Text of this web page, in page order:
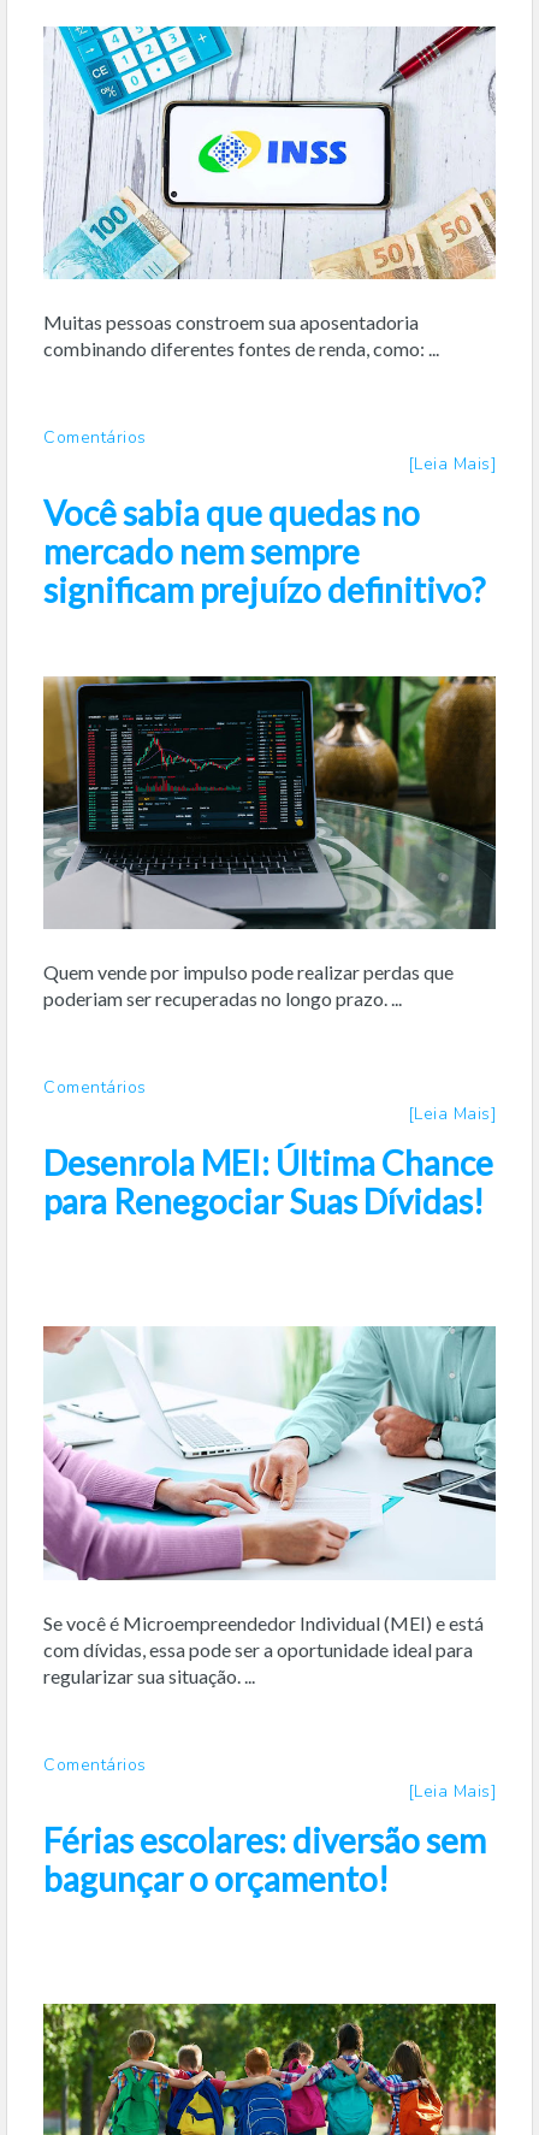
Muitas pessoas constroem sua aposentadoria
combinando diferentes fontes de renda, como: ...
Comentários
[Leia Mais]
Você sabia que quedas no
mercado nem sempre
significam prejuízo definitivo?
Quem vende por impulso pode realizar perdas que
poderiam ser recuperadas no longo prazo. ...
Comentários
[Leia Mais]
Desenrola MEI: Última Chance
para Renegociar Suas Dívidas!
Se você é Microempreendedor Individual (MEI) e está
com dívidas, essa pode ser a oportunidade ideal para
regularizar sua situação. ...
Comentários
[Leia Mais]
Férias escolares: diversão sem
bagunçar o orçamento!